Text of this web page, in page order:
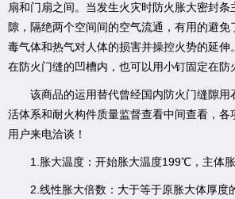
扇和门扇之间。当发生火灾时防火胀大密封条
隙，隔绝两个空间间的空气流通，有用的避
毒气体和热气对人体的损害并操控火势的延伸
在防火门缝的凹槽内，也可以用小钉固定在防
该商品的运用替代曾经国内防火门缝隙用
活体系和耐火构件质量监督查看中间查看，各
用户来电洽谈！
1.胀大温度：开始胀大温度199℃，主体
2.线性胀大倍数：大于等于原胀大体厚度